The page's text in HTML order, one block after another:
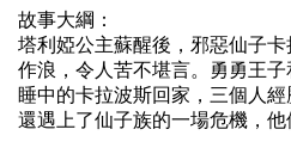
故事大綱：
塔利婭公主蘇醒後，邪惡仙子
作浪，令人苦不堪言。勇勇王
睡中的卡拉波斯回家，三個人
還遇上了仙子族的一場危機，他